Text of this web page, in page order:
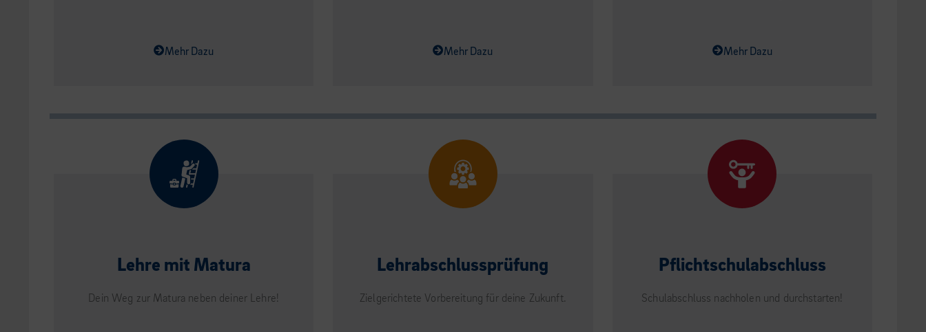
Mehr Dazu Mehr Dazu Mehr Dazu
Lehre mit Matura
Dein Weg zur Matura neben deiner Lehre!
Lehrabschlussprüfung
Zielgerichtete Vorbereitung für deine Zukunft.
Pflichtschulabschluss
Schulabschluss nachholen und durchstarten!